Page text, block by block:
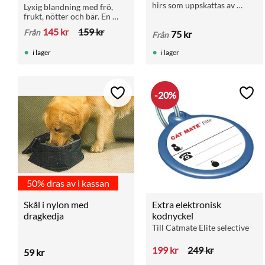
Lyxig blandning med frö,
frukt, nötter och bär. En
papegojor med 35 % frukt
Från 145 kr 159kr
i lager
hirs som uppskattas av
och 15 kg säck.
Från 75 kr
i lager
50% dras av i kassan
Skål i nylon med
dragkedja
59kr
Lägg till i favoriter
Extra elektronisk
kodnyckel
Till Catmate Elite selective
199kr 249kr
20%